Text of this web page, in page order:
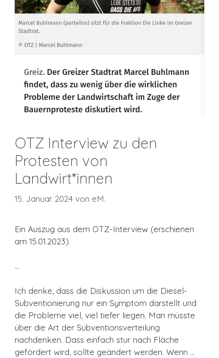
OTZ Interview zu den
Protesten von
Landwirt*innen
15. Januar 2024 von eM.
Ein Auszug aus dem OTZ-Interview (erschienen
am 15.01.2023)
…
Ich denke, dass die Diskussion um die Diesel-
Subventionierung nur ein Symptom darstellt und
die Probleme viel, viel tiefer liegen. Man müsste
über die Art der Subventionsverteilung
nachdenken. Dass einfach stur nach Fläche
gefördert wird, sollte geändert werden. Wenn …